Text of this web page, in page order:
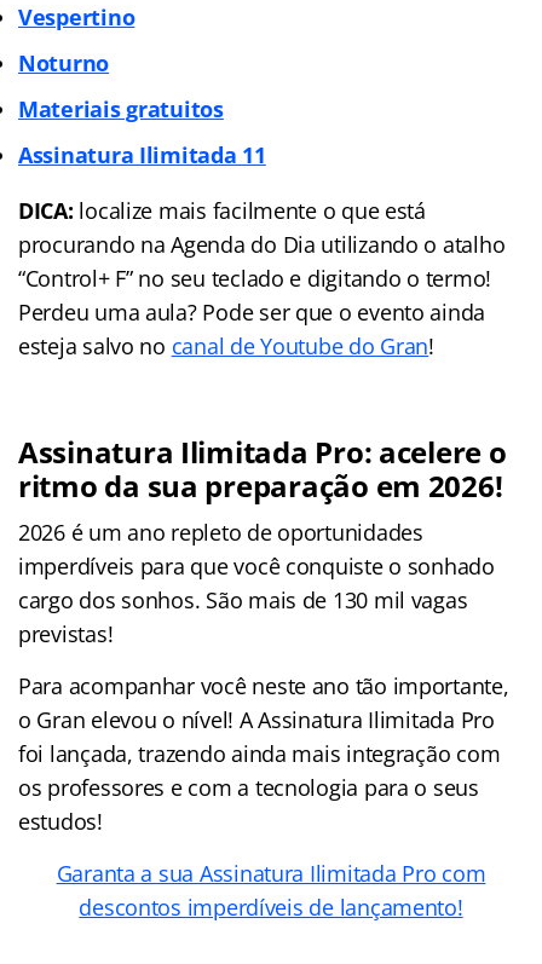
Vespertino
Noturno
Materiais gratuitos
Assinatura Ilimitada 11
DICA: localize mais facilmente o que está
procurando na Agenda do Dia utilizando o atalho
“Control+ F” no seu teclado e digitando o termo!
Perdeu uma aula? Pode ser que o evento ainda
esteja salvo no canal de Youtube do Gran!
Assinatura Ilimitada Pro: acelere o
ritmo da sua preparação em 2026!
2026 é um ano repleto de oportunidades
imperdíveis para que você conquiste o sonhado
cargo dos sonhos. São mais de 130 mil vagas
previstas!
Para acompanhar você neste ano tão importante,
o Gran elevou o nível! A Assinatura Ilimitada Pro
foi lançada, trazendo ainda mais integração com
os professores e com a tecnologia para o seus
estudos!
Garanta a sua Assinatura Ilimitada Pro com
descontos imperdíveis de lançamento!